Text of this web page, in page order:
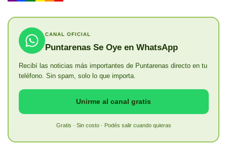
CANAL OFICIAL
Puntarenas Se Oye en WhatsApp
Recibí las noticias más importantes de Puntarenas directo en tu
teléfono. Sin spam, solo lo que importa.
Unirme al canal gratis
Gratis · Sin costo · Podés salir cuando quieras